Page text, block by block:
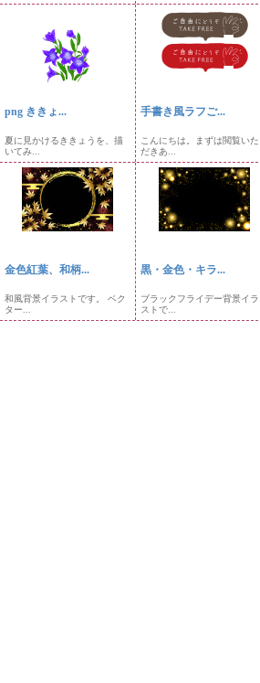
png ききょ...
夏に見かけるききょうを、描
いてみ...
手書き風ラフご...
こんにちは。まずは閲覧いた
だきあ...
金色紅葉、和柄...
和風背景イラストです。 ベク
ター...
黒・金色・キラ...
ブラックフライデー背景イラ
ストで...